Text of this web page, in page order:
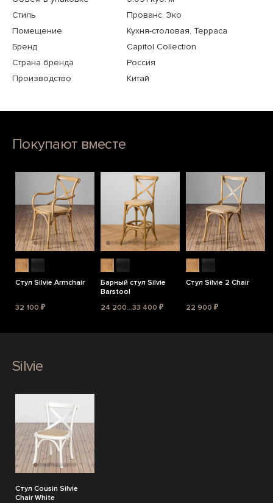
Стиль
Прованс, Эко
Помещение
Кухня-столовая, Терраса
Бренд
Capitol Collection
Страна бренда
Россия
Производство
Китай
Покупают вместе
Стул Silvie Armchair
32 100 ₽
Барный стул Silvie
Barstool
24 200...33 400 ₽
Стул Silvie 2 Chair
22 900 ₽
Silvie
Стул Cousin Silvie
Chair White